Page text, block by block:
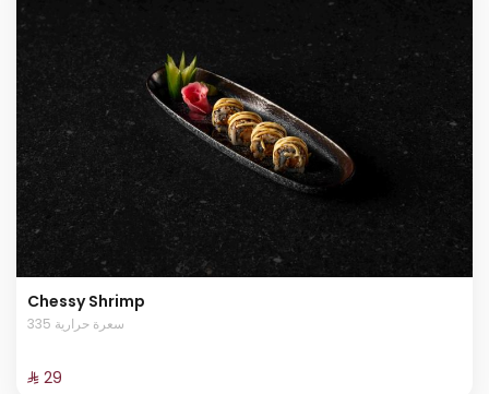
Chessy Shrimp
335 سعرة حرارية
⁨⁦‪‬ 29⁩